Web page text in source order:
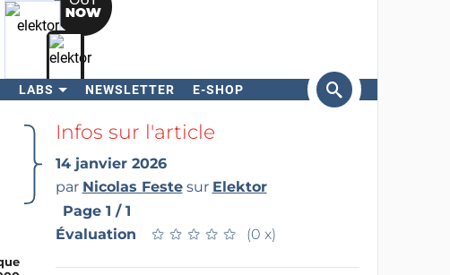
LABS NEWSLETTER E-SHOP
RechercherInfos sur l'article
14 janvier 2026
par Nicolas Festesur Elektor
Page 1 / 1
Évaluation
★ ★ ★ ★ ★
★ ★ ★ ★ ★ (0 x)